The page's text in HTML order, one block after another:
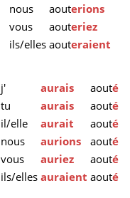
nous
aouterions
vous
aouteriez
ils/elles aouteraient
j'
aurais aouté
tu
aurais aouté
il/elle
aurait aouté
nous
aurions aouté
vous
auriez aouté
ils/ellesauraient aouté